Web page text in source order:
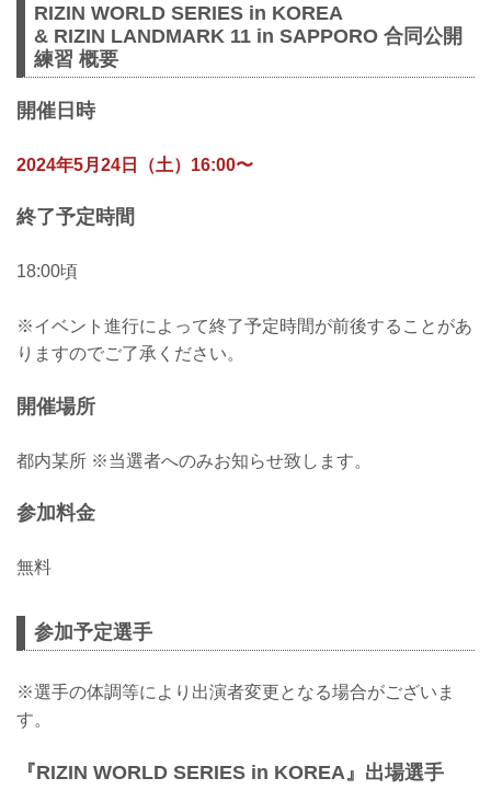
RIZIN WORLD SERIES in KOREA
& RIZIN LANDMARK 11 in SAPPORO 合同公開
練習 概要
開催日時
2024年5月24日（土）16:00〜
終了予定時間
18:00頃
※イベント進行によって終了予定時間が前後することがあ
りますのでご了承ください。
開催場所
都内某所 ※当選者へのみお知らせ致します。
参加料金
無料
参加予定選手
※選手の体調等により出演者変更となる場合がございま
す。
『RIZIN WORLD SERIES in KOREA』出場選手